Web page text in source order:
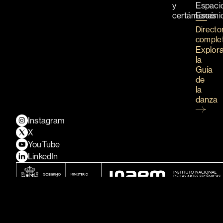
y
certámenes
la
Guía
de
la
danza
Instagram
X
YouTube
LinkedIn